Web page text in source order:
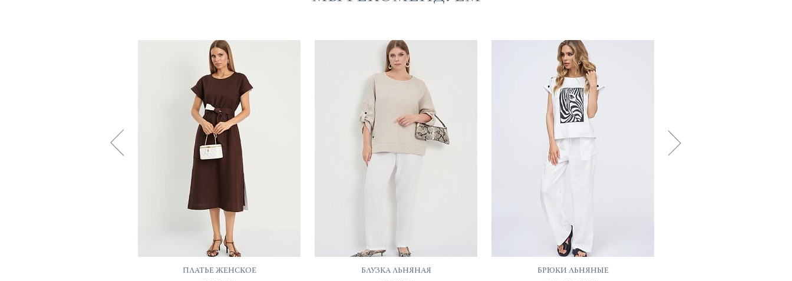
ПЛАТЬЕ ЖЕНСКОЕ
БЛУЗКА ЛЬНЯНАЯ
БРЮКИ ЛЬНЯНЫЕ